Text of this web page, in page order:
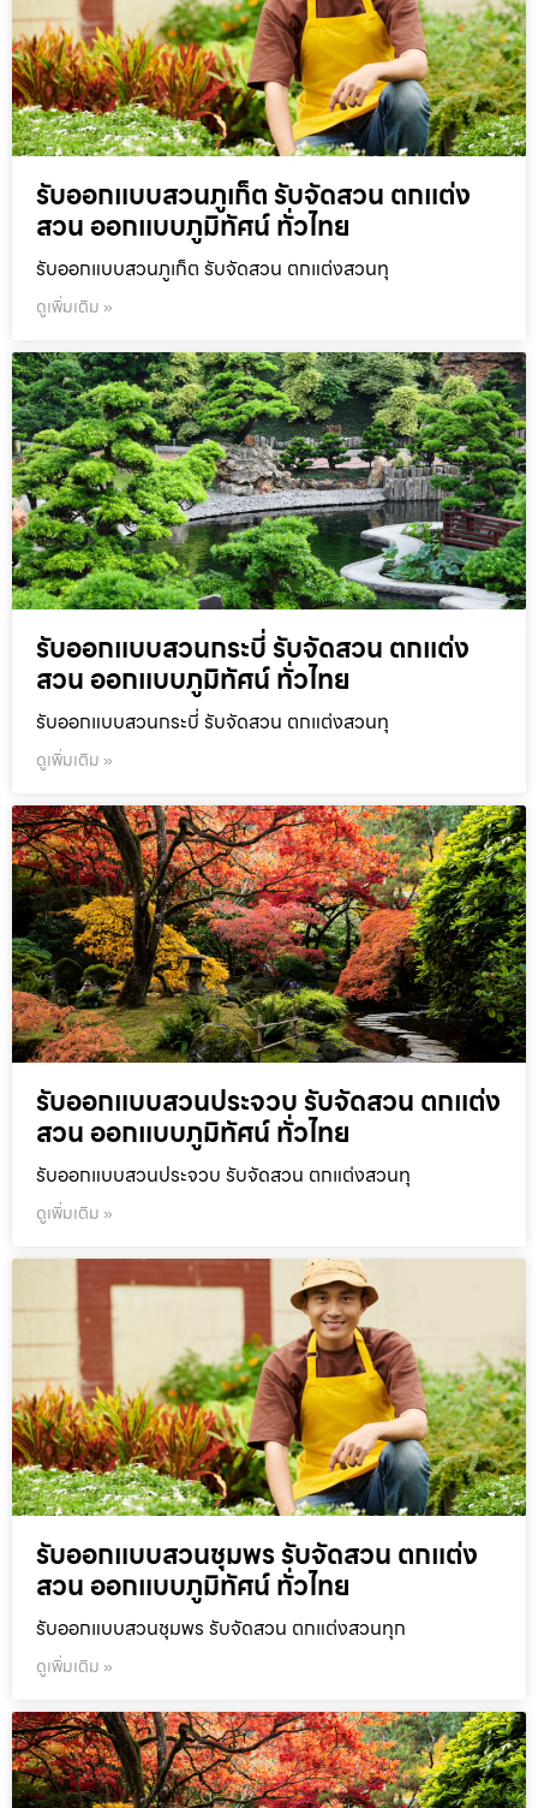
รับออกแบบสวนภูเก็ต รับจัดสวน ตกแต่ง
สวน ออกแบบภูมิทัศน์ ทั่วไทย
รับออกแบบสวนภูเก็ต รับจัดสวน ตกแต่งสวนทุ
ดูเพิ่มเติม »
รับออกแบบสวนกระบี่ รับจัดสวน ตกแต่ง
สวน ออกแบบภูมิทัศน์ ทั่วไทย
รับออกแบบสวนกระบี่ รับจัดสวน ตกแต่งสวนทุ
ดูเพิ่มเติม »
รับออกแบบสวนประจวบ รับจัดสวน ตกแต่ง
สวน ออกแบบภูมิทัศน์ ทั่วไทย
รับออกแบบสวนประจวบ รับจัดสวน ตกแต่งสวนทุ
ดูเพิ่มเติม »
รับออกแบบสวนชุมพร รับจัดสวน ตกแต่ง
สวน ออกแบบภูมิทัศน์ ทั่วไทย
รับออกแบบสวนชุมพร รับจัดสวน ตกแต่งสวนทุก
ดูเพิ่มเติม »